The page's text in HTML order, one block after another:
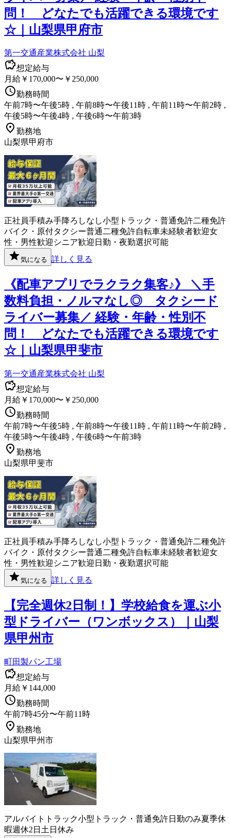
問！ どなたでも活躍できる環境です
☆｜山梨県甲府市
第一交通産業株式会社 山梨
想定給与
月給￥170,000〜￥250,000
勤務時間
午前7時〜午後5時 , 午前8時〜午後11時 , 午前11時〜午前2時 ,
午後5時〜午後4時 , 午後6時〜午前3時
勤務地
山梨県甲府市
正社員手積み手降ろしなし小型トラック・普通免許二種免許
バイク・原付タクシー普通二種免許自転車未経験者歓迎女
性・男性歓迎 シニア歓迎 日勤・夜勤選択可能
気になる 詳しく見る
《配車アプリでラクラク集客♪》 ＼手
数料負担・ノルマなし◎ タクシード
ライバー募集／ 経験・年齢・性別不
問！ どなたでも活躍できる環境です
☆｜山梨県甲斐市
第一交通産業株式会社 山梨
想定給与
月給￥170,000〜￥250,000
勤務時間
午前7時〜午後5時 , 午前8時〜午後11時 , 午前11時〜午前2時 ,
午後5時〜午後4時 , 午後6時〜午前3時
勤務地
山梨県甲斐市
正社員手積み手降ろしなし小型トラック・普通免許二種免許
バイク・原付タクシー普通二種免許自転車未経験者歓迎女
性・男性歓迎 シニア歓迎 日勤・夜勤選択可能
気になる 詳しく見る
【完全週休2日制！】学校給食を運ぶ小
型ドライバー（ワンボックス）｜山梨
県甲州市
町田製パン工場
想定給与
月給￥144,000
勤務時間
午前7時45分〜午前11時
勤務地
山梨県甲州市
アルバイト トラック小型トラック・普通免許日勤のみ夏季休
暇週休2日 土日休み